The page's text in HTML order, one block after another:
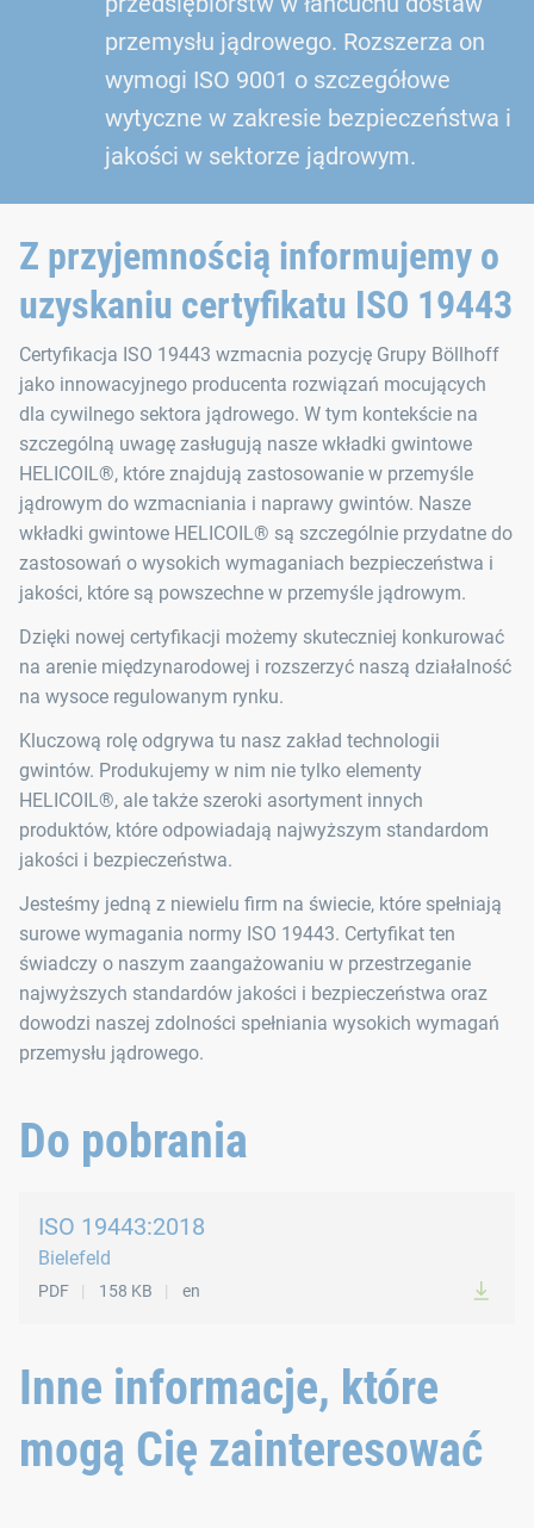
przemysłu jądrowego. Rozszerza on
wymogi ISO 9001 o szczegółowe
wytyczne w zakresie bezpieczeństwa i
jakości w sektorze jądrowym.
Z przyjemnością informujemy o
uzyskaniu certyfikatu ISO 19443
Certyfikacja ISO 19443 wzmacnia pozycję Grupy Böllhoff
jako innowacyjnego producenta rozwiązań mocujących
dla cywilnego sektora jądrowego. W tym kontekście na
szczególną uwagę zasługują nasze wkładki gwintowe
HELICOIL®, które znajdują zastosowanie w przemyśle
jądrowym do wzmacniania i naprawy gwintów. Nasze
wkładki gwintowe HELICOIL® są szczególnie przydatne do
zastosowań o wysokich wymaganiach bezpieczeństwa i
jakości, które są powszechne w przemyśle jądrowym.
Dzięki nowej certyfikacji możemy skuteczniej konkurować
na arenie międzynarodowej i rozszerzyć naszą działalność
na wysoce regulowanym rynku.
Kluczową rolę odgrywa tu nasz zakład technologii
gwintów. Produkujemy w nim nie tylko elementy
HELICOIL®, ale także szeroki asortyment innych
produktów, które odpowiadają najwyższym standardom
jakości i bezpieczeństwa.
Jesteśmy jedną z niewielu firm na świecie, które spełniają
surowe wymagania normy ISO 19443. Certyfikat ten
świadczy o naszym zaangażowaniu w przestrzeganie
najwyższych standardów jakości i bezpieczeństwa oraz
dowodzi naszej zdolności spełniania wysokich wymagań
przemysłu jądrowego.
Do pobrania
ISO 19443:2018
Bielefeld
PDF 158 KB en
Inne informacje, które
mogą Cię zainteresować